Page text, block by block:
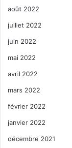
août 2022
juillet 2022
juin 2022
mai 2022
avril 2022
mars 2022
février 2022
janvier 2022
décembre 2021